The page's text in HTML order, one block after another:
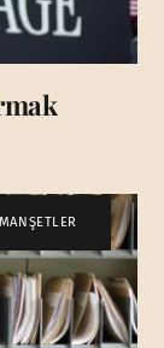
MANŞETLER